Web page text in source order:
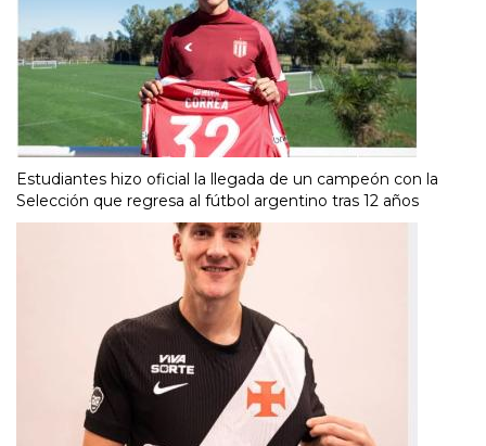
Estudiantes hizo oficial la llegada de un campeón con la
Selección que regresa al fútbol argentino tras 12 años